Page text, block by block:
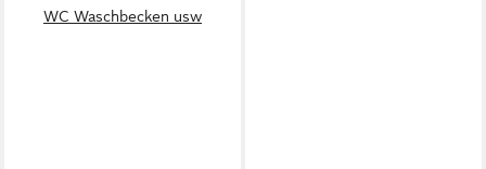
WC Waschbecken usw